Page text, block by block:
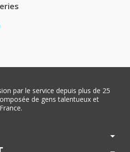
par le service depuis plus de 25
de gens talentueux et
arrow_drop_down